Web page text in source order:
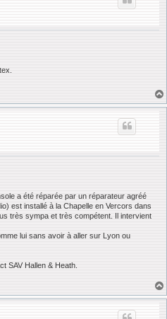
a été réparée par un réparateur agréé
est installé à la Chapelle en Vercors dans
très sympa et très compétent. Il intervient
lui sans avoir à aller sur Lyon ou
SAV Hallen & Heath.